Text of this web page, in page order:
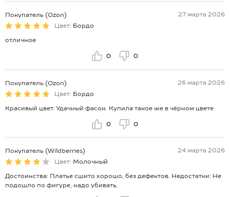
Покупатель (Ozon)
27 марта 2026
Цвет: Бордо
отличное
0 0
Покупатель (Ozon)
26 марта 2026
Цвет: Бордо
Красивый цвет. Удачный фасон. Купила такое же в чёрном цвете
0 0
Покупатель (Wildberries)
24 марта 2026
Цвет: Молочный
Достоинства: Платье сшито хорошо, без дефектов. Недостатки: Не
подошло по фигуре, надо убивать.